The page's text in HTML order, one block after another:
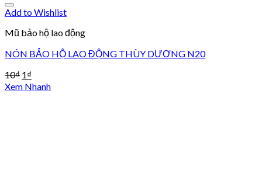
Add to Wishlist
Mũ bảo hộ lao động
NÓN BẢO HỘ LAO ĐỘNG THÙY DƯƠNG N20
10₫ 1₫
Xem Nhanh